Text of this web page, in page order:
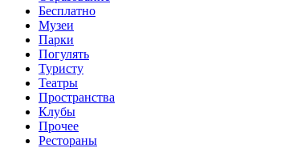
Бесплатно
Музеи
Парки
Погулять
Туристу
Театры
Пространства
Клубы
Прочее
Рестораны